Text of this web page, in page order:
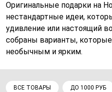
Оригинальные подарки на
нестандартные идеи,
удивление или настоящий
собраны варианты,
необычным и ярким.
ВСЕ ТОВАРЫ ДО 1000 РУБ